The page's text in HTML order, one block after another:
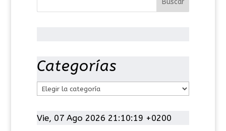
Categorías
t
Vie, 07 Ago 2026 21:10:19 +0200